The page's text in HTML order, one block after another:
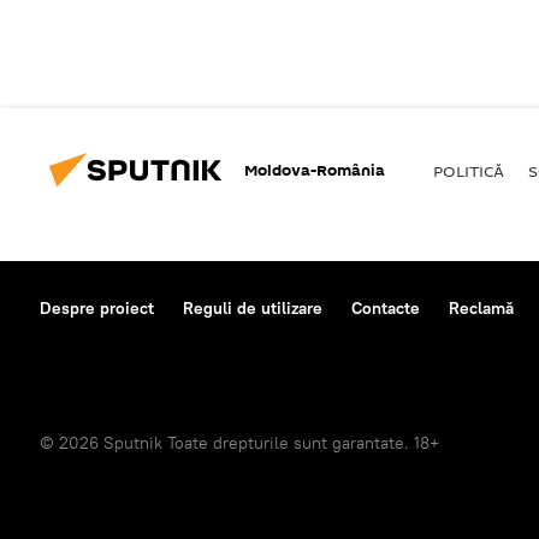
Moldova-România POLITICĂ
Despre proiect Reguli de utilizare Contacte Reclamă
© 2026 Sputnik Toate drepturile sunt garantate. 18+